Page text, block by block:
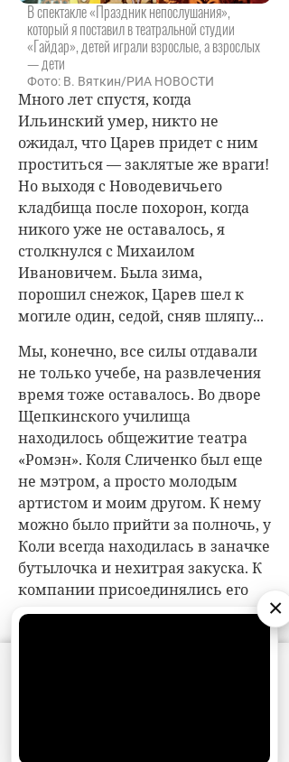
В спектакле «Праздник непослушания»,
который я поставил в театральной студии
«Гайдар», детей играли взрослые, а взрослых
— дети
Фото: В. Вяткин/РИА НОВОСТИ
Много лет спустя, когда
Ильинский умер, никто не
ожидал, что Царев придет с ним
проститься — заклятые же враги!
Но выходя с Новодевичьего
кладбища после похорон, когда
никого уже не оставалось, я
столкнулся с Михаилом
Ивановичем. Была зима,
порошил снежок, Царев шел к
могиле один, седой, сняв шляпу...
Мы, конечно, все силы отдавали
не только учебе, на развлечения
время тоже оставалось. Во дворе
Щепкинского училища
находилось общежитие театра
«Ромэн». Коля Сличенко был еще
не мэтром, а просто молодым
артистом и моим другом. К нему
можно было прийти за полночь, у
Коли всегда находилась в заначке
бутылочка и нехитрая закуска. К
компании присоединялись его
коллеги, пели, плясали. Коля
×